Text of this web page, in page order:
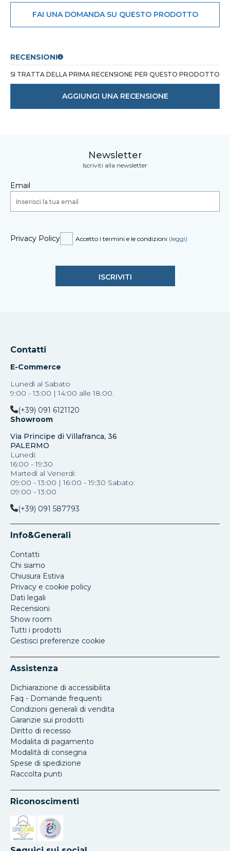
FAI UNA DOMANDA SU QUESTO PRODOTTO
RECENSIONI
SI TRATTA DELLA PRIMA RECENSIONE PER QUESTO PRODOTTO
AGGIUNGI UNA RECENSIONE
Newsletter
Iscriviti alla newsletter
Email
Privacy Policy Accetto i termini e le condizioni (leggi)
Contatti
E-Commerce
Lunedì al Sabato
9:00 - 13:00 | 14:00 alle 18:00.
(+39) 091 6121120
Showroom
Via Principe di Villafranca, 36
PALERMO
Lunedì:
16:00 - 19:30
Martedì al Venerdi:
09:00 - 13:00 | 16:00 - 19:30 Sabato:
09:00 - 13:00
(+39) 091 587793
Info&Generali
Contatti
Chi siamo
Chiusura Estiva
Privacy e cookie policy
Dati legali
Recensioni
Show room
Tutti i prodotti
Gestisci preferenze cookie
Assistenza
Dichiarazione di accessibilita
Faq - Domande frequenti
Condizioni generali di vendita
Garanzie sui prodotti
Diritto di recesso
Modalita di pagamento
Modalità di consegna
Spese di spedizione
Raccolta punti
Riconoscimenti
Si apre in una nuova scheda
Si apre in una nuova scheda